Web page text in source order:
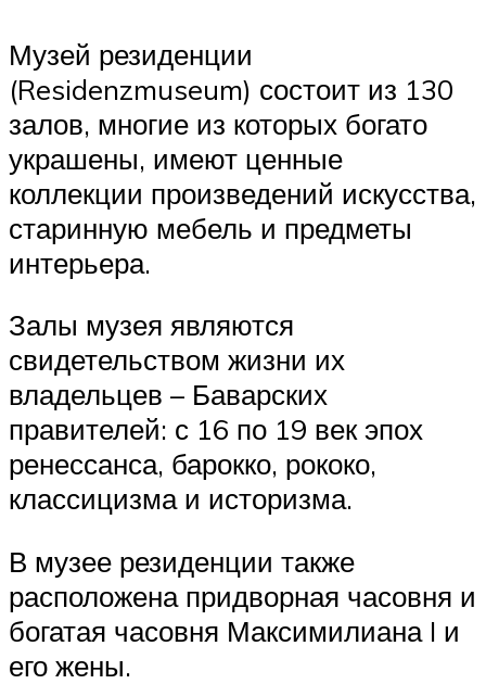
Музей резиденции
(Residenzmuseum) состоит из 130
залов, многие из которых богато
украшены, имеют ценные
коллекции произведений искусства,
старинную мебель и предметы
интерьера.
Залы музея являются
свидетельством жизни их
владельцев – Баварских
правителей: с 16 по 19 век эпох
ренессанса, барокко, рококо,
классицизма и историзма.
В музее резиденции также
расположена придворная часовня и
богатая часовня Максимилиана I и
его жены.